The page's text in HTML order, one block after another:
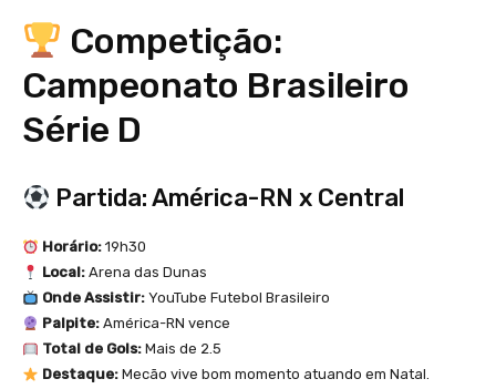
Competição:
Campeonato Brasileiro
Série D
Partida: América-RN x Central
Horário:19h30
Local:Arena das Dunas
Onde Assistir:YouTube Futebol Brasileiro
Palpite:América-RN vence
Total de Gols:Mais de 2.5
Destaque:Mecão vive bom momento atuando em Natal.